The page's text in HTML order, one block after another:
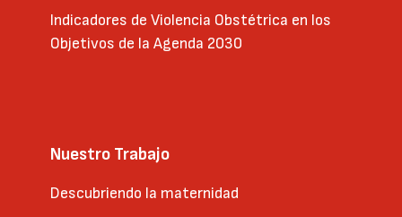
Indicadores de Violencia Obstétrica en los
Objetivos de la Agenda 2030
Nuestro Trabajo
Descubriendo la maternidad